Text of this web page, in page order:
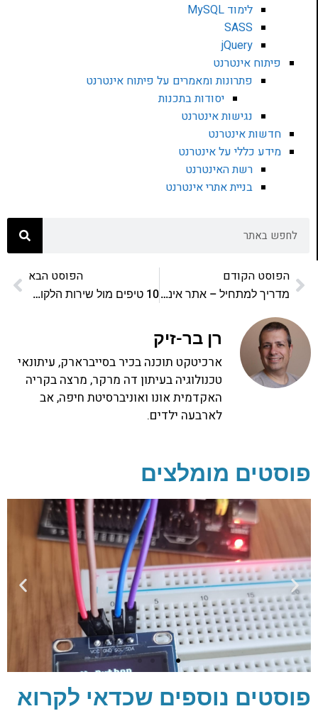
לימוד MySQL
SASS
jQuery
אינטרנט
פתרונות ומאמרים על פיתוח אינטרנט
יסודות בתכנות
נגישות אינטרנט
אינטרנט
כללי על אינטרנט
רשת האינטרנט
בניית אתרי אינטרנט
הקודם
מדריך למתחיל – אתר אינטרנט
הפוסט הבא
10 טיפים מול שירות הלקוחות של ספקיות האינטרנט
רן בר-זיק
ארכיטקט תוכנה בכיר בסייברארק, עיתונאי
טכנולוגיה בעיתון דה מרקר, מרצה בקריה
האקדמית אונו ואוניברסיטת חיפה, אב
לארבעה ילדים.
מומלצים
נוספים שכדאי לקרוא